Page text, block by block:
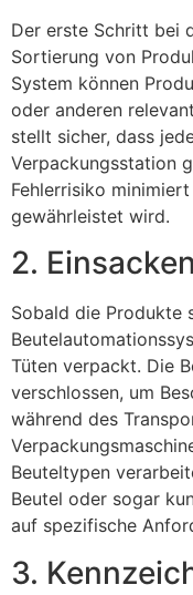
Der erste Schritt bei
Sortierung von
System können
oder anderen
stellt sicher, dass
Verpackungsstation
Fehlerrisiko
gewährleistet wird.
2.
Sobald die Produkte
Tüten verpackt. Die
verschlossen, um
während des
Beuteltypen
Beutel oder sogar
auf spezifische
3.